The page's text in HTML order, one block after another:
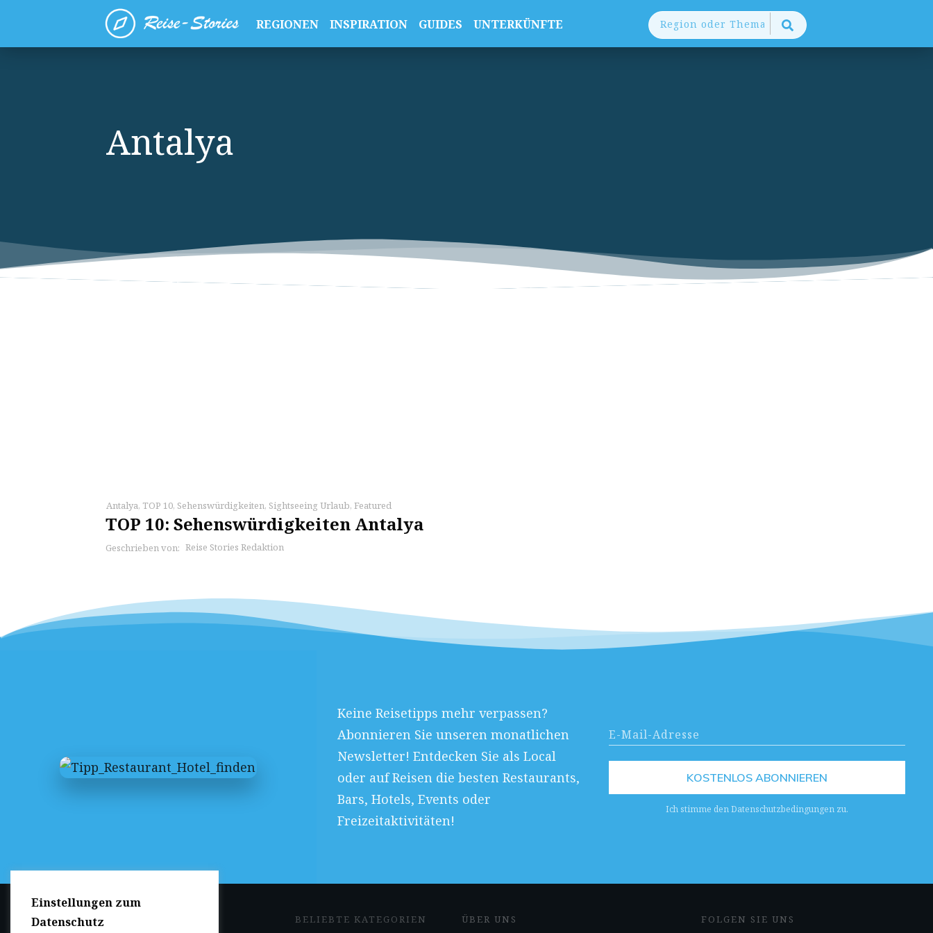
REGIONEN INSPIRATION GUIDES UNTERKÜNFTE
Antalya
Antalya, TOP 10, Sehenswürdigkeiten, Sightseeing Urlaub, Featured
TOP 10: Sehenswürdigkeiten Antalya
Geschrieben von: Reise Stories Redaktion
Keine Reisetipps mehr verpassen?
Abonnieren Sie unseren monatlichen
Newsletter! Entdecken Sie als Local
oder auf Reisen die besten Restaurants,
Bars, Hotels, Events oder
Freizeitaktivitäten!
KOSTENLOS ABONNIEREN
Ich stimme den Datenschutzbedingungen zu.
BELIEBTE KATEGORIEN ÜBER UNS FOLGEN SIE UNS
Einstellungen zum
Datenschutz